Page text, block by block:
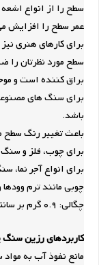
سطح را از انواع
عمر سطح را افزایش
برای کارهای هنری
سطح مورد نظرتان را
براق کننده است و
برای سنگ های
باشد.
باعث تغییر رنگ سطح
برای چوب، فلز و
برای انواع آجر
چوبی مانند ترم
چگالی: 0.9 گرم بر سانتی متر
کاربردهای رزین
مانع نفوذ آب به